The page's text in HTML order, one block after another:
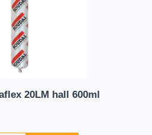
20LM hall 600ml